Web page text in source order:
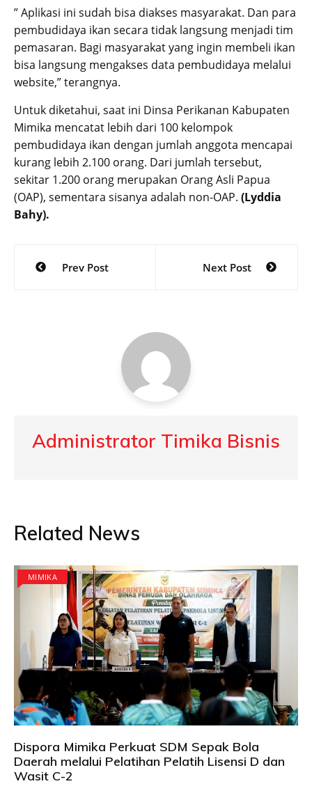
” Aplikasi ini sudah bisa diakses masyarakat. Dan para
pembudidaya ikan secara tidak langsung menjadi tim
pemasaran. Bagi masyarakat yang ingin membeli ikan
bisa langsung mengakses data pembudidaya melalui
website,” terangnya.
Untuk diketahui, saat ini Dinsa Perikanan Kabupaten
Mimika mencatat lebih dari 100 kelompok
pembudidaya ikan dengan jumlah anggota mencapai
kurang lebih 2.100 orang. Dari jumlah tersebut,
sekitar 1.200 orang merupakan Orang Asli Papua
(OAP), sementara sisanya adalah non-OAP. (Lyddia
Bahy).
Post
navigation
Prev Post Next Post
Administrator Timika Bisnis
Related News
MIMIKA
Dispora Mimika Perkuat SDM Sepak Bola
Daerah melalui Pelatihan Pelatih Lisensi D dan
Wasit C-2